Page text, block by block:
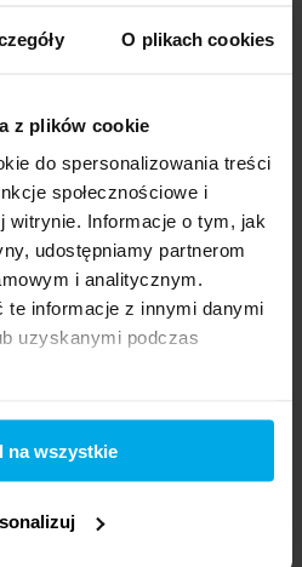
O plikach cookies
z plików cookie
do spersonalizowania treści
społecznościowe i
witrynie. Informacje o tym, jak
udostępniamy partnerom
i analitycznym.
te informacje z innymi danymi
uzyskanymi podczas
na wszystkie
nadaje się
swoje
dziedzinach, tym
jako garaże. Ich p...